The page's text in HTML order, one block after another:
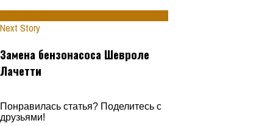
Next Story
Замена бензонасоса Шевроле
Лачетти
Понравилась статья? Поделитесь с
друзьями!